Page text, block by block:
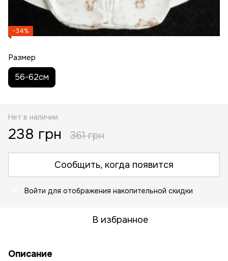
−34%
Размер
56-62см
Нет в наличии
238 грн 361 грн
Сообщить, когда появится
Войти для отображения накопительной скидки
В избранное
Описание